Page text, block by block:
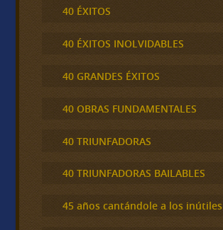
40 ÉXITOS
40 ÉXITOS INOLVIDABLES
40 GRANDES ÉXITOS
40 OBRAS FUNDAMENTALES
40 TRIUNFADORAS
40 TRIUNFADORAS BAILABLES
45 años cantándole a los inútiles